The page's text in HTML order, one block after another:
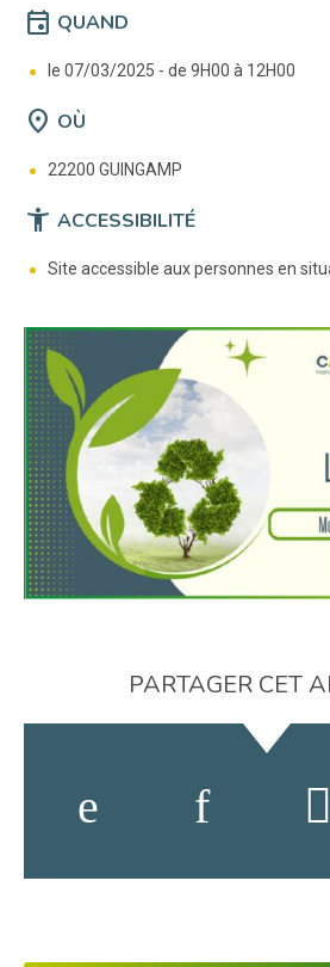
event QUAND
le 07/03/2025 - de 9H00 à 12H00
location_on OÙ
22200 GUINGAMP
accessibility_new ACCESSIBILITÉ
Site accessible aux personnes en
PARTAGER CET